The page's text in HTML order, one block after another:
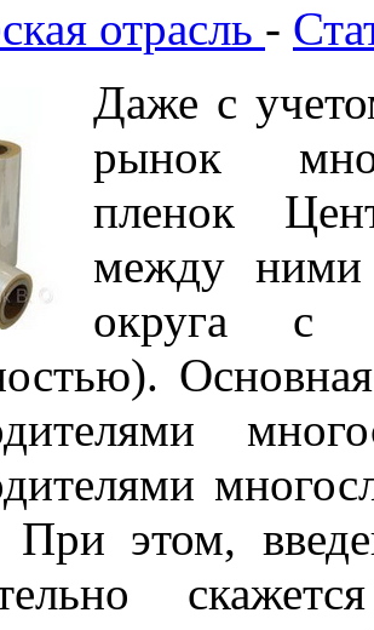
отрасль -
Даже с
рынок
пленок
между ними
округа с
При этом,